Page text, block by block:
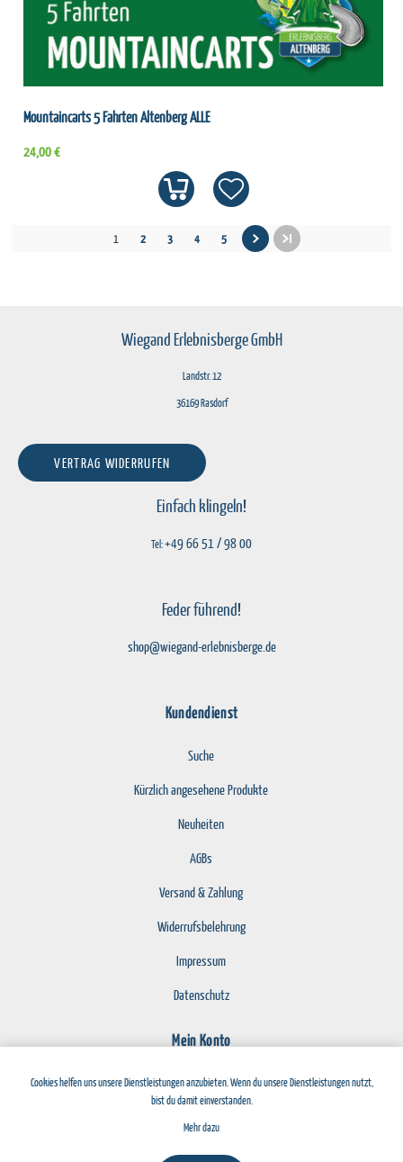
Mountaincarts 5 Fahrten Altenberg ALLE
24,00 €
1 2 3 4 5
Wiegand Erlebnisberge GmbH
Landstr. 12
36169 Rasdorf
VERTRAG WIDERRUFEN
Einfach klingeln!
Tel:+49 66 51 / 98 00
Feder führend!
shop@wiegand-erlebnisberge.de
Kundendienst
Suche
Kürzlich angesehene Produkte
Neuheiten
AGBs
Versand & Zahlung
Widerrufsbelehrung
Impressum
Datenschutz
Mein Konto
Registrierung
Cookies helfen uns unsere Dienstleistungen anzubieten. Wenn du unsere Dienstleistungen nutzt,
bist du damit einverstanden.
Mehr dazu